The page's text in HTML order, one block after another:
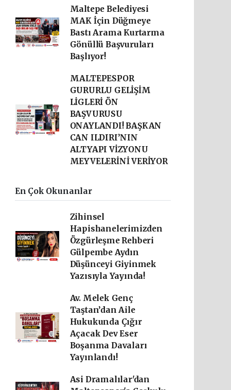
Maltepe Belediyesi
MAK İçin Düğmeye
Bastı Arama Kurtarma
Gönüllü Başvuruları
Başlıyor!
MALTEPESPOR
GURURLU GELİŞİM
LİGLERİ ÖN
BAŞVURUSU
ONAYLANDI! BAŞKAN
CAN ILDIRI’NIN
ALTYAPI VİZYONU
MEYVELERİNİ VERİYOR
En Çok Okunanlar
Zihinsel
Hapishanelerimizden
Özgürleşme Rehberi
Gülpembe Aydın
Düşünceyi Giyinmek
Yazısıyla Yayında!
Av. Melek Genç
Taştan’dan Aile
Hukukunda Çığır
Açacak Dev Eser
Boşanma Davaları
Yayınlandı!
Asi Dramalılar'dan